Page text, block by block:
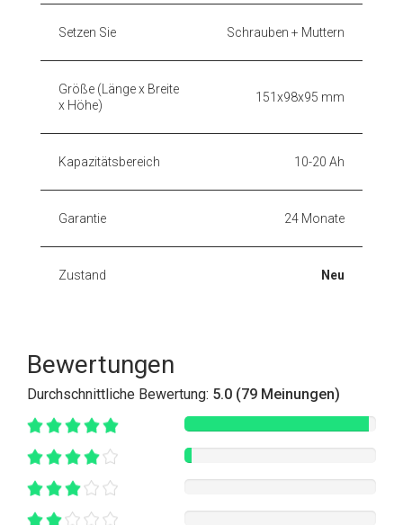
Setzen Sie Schrauben + Muttern
Größe (Länge x Breite
x Höhe)
151x98x95 mm
Kapazitätsbereich 10-20 Ah
Garantie 24 Monate
Zustand Neu
Bewertungen
Durchschnittliche Bewertung: 5.0 (79 Meinungen)